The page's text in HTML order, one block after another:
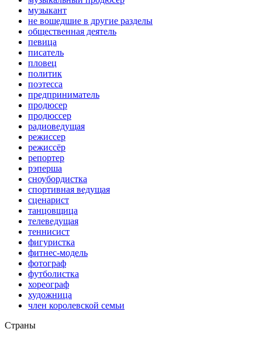
музыкант
не вошедшие в другие разделы
общественная деятель
певица
писатель
пловец
политик
поэтесса
предприниматель
продюсер
продюссер
радиоведущая
режиссер
режиссёр
репортер
рэперша
сноубордистка
спортивная ведущая
сценарист
танцовщица
телеведущая
теннисист
фигуристка
фитнес-модель
фотограф
футболистка
хореограф
художница
член королевской семьи
Страны